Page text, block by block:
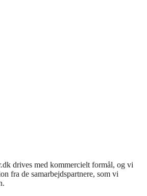
drives med kommercielt formål, og vi
fra de samarbejdspartnere, som vi